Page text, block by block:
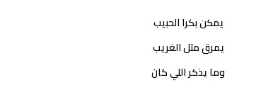
يمكن بكرا الحبيب
يمرق متل الغريب
وما يذكر اللي كان